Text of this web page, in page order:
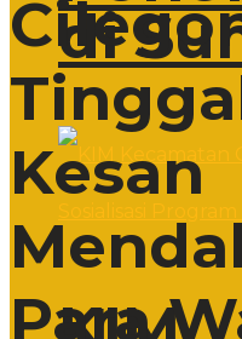
di
Kesan
Para